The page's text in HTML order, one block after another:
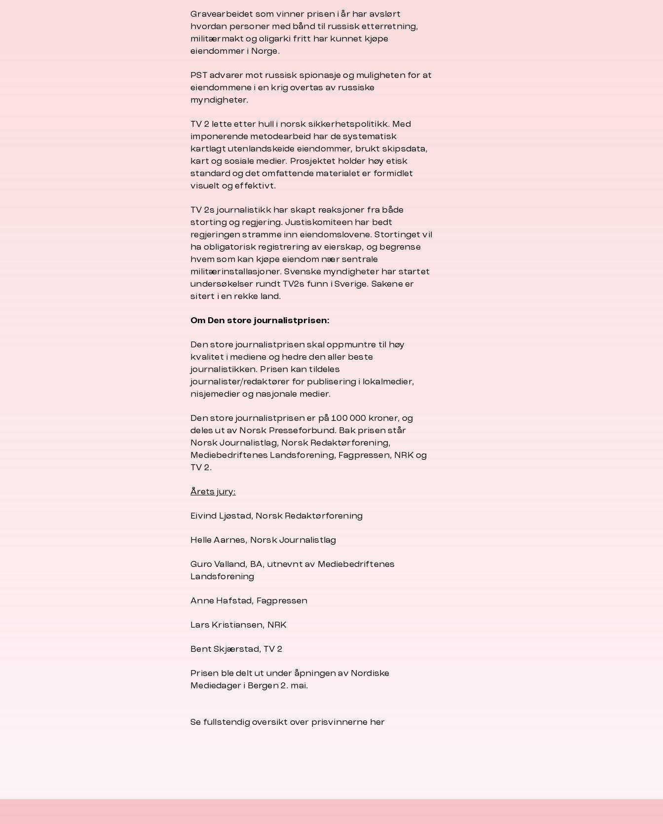
Gravearbeidet som vinner prisen i år har avslørt
hvordan personer med bånd til russisk etterretning,
militærmakt og oligarki fritt har kunnet kjøpe
eiendommer i Norge.
PST advarer mot russisk spionasje og muligheten for at
eiendommene i en krig overtas av russiske
myndigheter.
TV 2 lette etter hull i norsk sikkerhetspolitikk. Med
imponerende metodearbeid har de systematisk
kartlagt utenlandskeide eiendommer, brukt skipsdata,
kart og sosiale medier. Prosjektet holder høy etisk
standard og det omfattende materialet er formidlet
visuelt og effektivt.
TV 2s journalistikk har skapt reaksjoner fra både
storting og regjering. Justiskomiteen har bedt
regjeringen stramme inn eiendomslovene. Stortinget vil
ha obligatorisk registrering av eierskap, og begrense
hvem som kan kjøpe eiendom nær sentrale
militærinstallasjoner. Svenske myndigheter har startet
undersøkelser rundt TV2s funn i Sverige. Sakene er
sitert i en rekke land.
Om Den store journalistprisen:
Den store journalistprisen skal oppmuntre til høy
kvalitet i mediene og hedre den aller beste
journalistikken. Prisen kan tildeles
journalister/redaktører for publisering i lokalmedier,
nisjemedier og nasjonale medier.
Den store journalistprisen er på 100 000 kroner, og
deles ut av Norsk Presseforbund. Bak prisen står
Norsk Journalistlag, Norsk Redaktørforening,
Mediebedriftenes Landsforening, Fagpressen, NRK og
TV 2.
Årets jury:
Eivind Ljøstad, Norsk Redaktørforening
Helle Aarnes, Norsk Journalistlag
Guro Valland, BA, utnevnt av Mediebedriftenes
Landsforening
Anne Hafstad, Fagpressen
Lars Kristiansen, NRK
Bent Skjærstad, TV 2
Prisen ble delt ut under åpningen av Nordiske
Mediedager i Bergen 2. mai.
Se fullstendig oversikt over prisvinnerne her